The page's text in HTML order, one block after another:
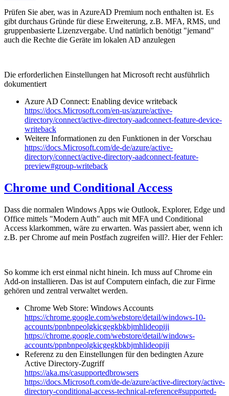
Prüfen Sie aber, was in AzureAD Premium noch enthalten ist. Es
gibt durchaus Gründe für diese Erweiterung, z.B. MFA, RMS, und
gruppenbasierte Lizenzvergabe. Und natürlich benötigt "jemand"
auch die Rechte die Geräte im lokalen AD anzulegen
Die erforderlichen Einstellungen hat Microsoft recht ausführlich
dokumentiert
Azure AD Connect: Enabling device writeback
https://docs.Microsoft.com/en-us/azure/active-
directory/connect/active-directory-aadconnect-feature-device-
writeback
Weitere Informationen zu den Funktionen in der Vorschau
https://docs.Microsoft.com/de-de/azure/active-
directory/connect/active-directory-aadconnect-feature-
preview#group-writeback
Chrome und Conditional Access
Dass die normalen Windows Apps wie Outlook, Explorer, Edge und
Office mittels "Modern Auth" auch mit MFA und Conditional
Access klarkommen, wäre zu erwarten. Was passiert aber, wenn ich
z.B. per Chrome auf mein Postfach zugreifen will?. Hier der Fehler:
So komme ich erst einmal nicht hinein. Ich muss auf Chrome ein
Add-on installieren. Das ist auf Computern einfach, die zur Firme
gehören und zentral verwaltet werden.
Chrome Web Store: Windows Accounts
https://chrome.google.com/webstore/detail/windows-10-
accounts/ppnbnpeolgkicgegkbkbjmhlideopiji
https://chrome.google.com/webstore/detail/windows-
accounts/ppnbnpeolgkicgegkbkbjmhlideopiji
Referenz zu den Einstellungen für den bedingten Azure
Active Directory-Zugriff
https://aka.ms/casupportedbrowsers
https://docs.Microsoft.com/de-de/azure/active-directory/active-
directory-conditional-access-technical-reference#supported-